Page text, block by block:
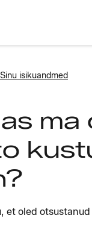
Sinu isikuandmed
ma
et oled otsustanud